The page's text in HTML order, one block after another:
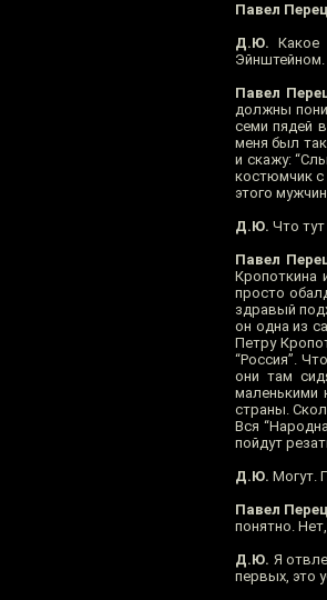
Павел
Д.Ю. Какое
Эйнштейном.
Павел
должны
семи пядей
меня был
и скажу:
костюмчик с
этого
Д.Ю. Что
Павел
Кропоткина
просто
здравый
он одна из
Петру
“Россия”.
они там
маленькими
страны.
Вся
пойдут
Д.Ю. Могут.
Павел
понятно.
Д.Ю. Я
первых, это